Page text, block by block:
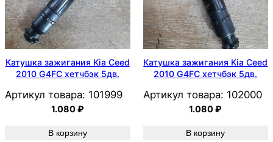
Катушка зажигания Kia Ceed
2010 G4FC хетчбэк 5дв.
Артикул товара: 101999
1.080₽
В корзину
Катушка зажигания Kia Ceed
2010 G4FC хетчбэк 5дв.
Артикул товара: 102000
1.080₽
В корзину